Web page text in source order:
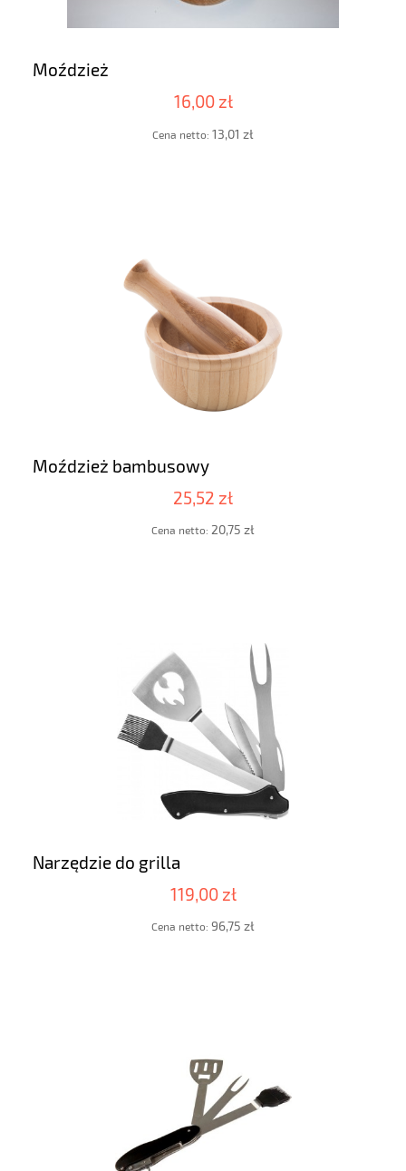
Moździeż
16,00 zł
Cena netto: 13,01 zł
Moździeż bambusowy
25,52 zł
Cena netto: 20,75 zł
Narzędzie do grilla
119,00 zł
Cena netto: 96,75 zł